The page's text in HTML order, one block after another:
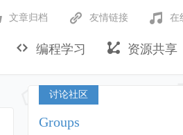
编程学习 资源共享
文章归档 友情链接 在
讨论社区
Groups